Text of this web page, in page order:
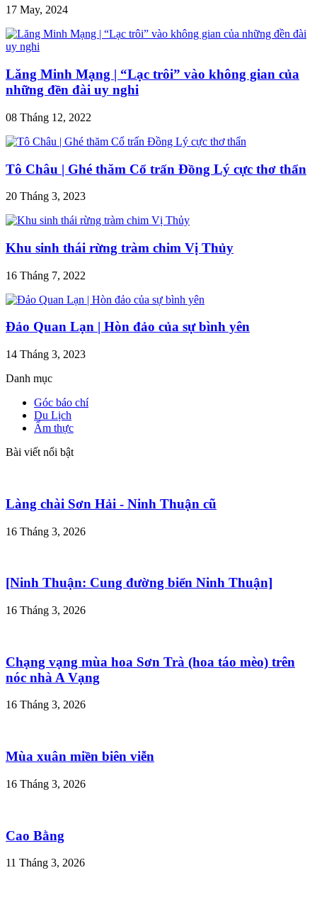
17 May, 2024
Lăng Minh Mạng | “Lạc trôi” vào không gian của
những đền đài uy nghi
08 Tháng 12, 2022
Tô Châu | Ghé thăm Cổ trấn Đồng Lý cực thơ thẩn
20 Tháng 3, 2023
Khu sinh thái rừng tràm chim Vị Thủy
16 Tháng 7, 2022
Đảo Quan Lạn | Hòn đảo của sự bình yên
14 Tháng 3, 2023
Danh mục
Góc báo chí
Du Lịch
Ẩm thực
Bài viết nổi bật
Làng chài Sơn Hải - Ninh Thuận cũ
16 Tháng 3, 2026
[Ninh Thuận: Cung đường biển Ninh Thuận]
16 Tháng 3, 2026
Chạng vạng mùa hoa Sơn Trà (hoa táo mèo) trên
nóc nhà A Vạng
16 Tháng 3, 2026
Mùa xuân miền biên viễn
16 Tháng 3, 2026
Cao Bằng
11 Tháng 3, 2026